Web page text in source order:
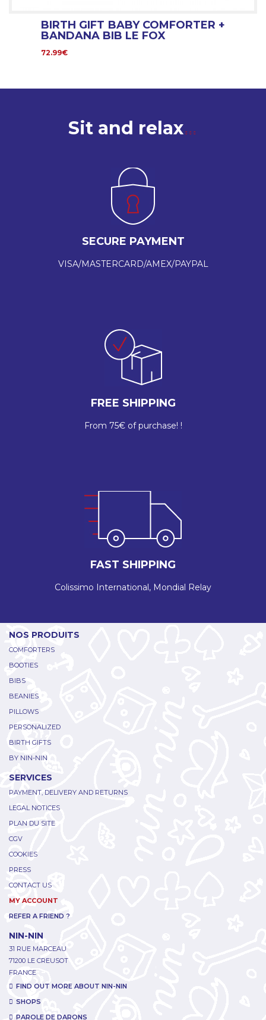
BIRTH GIFT BABY COMFORTER +
BANDANA BIB LE FOX
72.99€
Sit and relax
SECURE PAYMENT
VISA/MASTERCARD/AMEX/PAYPAL
FREE SHIPPING
From 75€ of purchase! !
FAST SHIPPING
Colissimo International, Mondial Relay
NOS PRODUITS
COMFORTERS
BOOTIES
BIBS
BEANIES
PILLOWS
PERSONALIZED
BIRTH GIFTS
BY NIN-NIN
SERVICES
PAYMENT, DELIVERY AND RETURNS
LEGAL NOTICES
PLAN DU SITE
CGV
COOKIES
PRESS
CONTACT US
MY ACCOUNT
REFER A FRIEND ?
NIN-NIN
31 RUE MARCEAU
71200 LE CREUSOT
FRANCE
FIND OUT MORE ABOUT NIN-NIN
SHOPS
PAROLE DE DARONS